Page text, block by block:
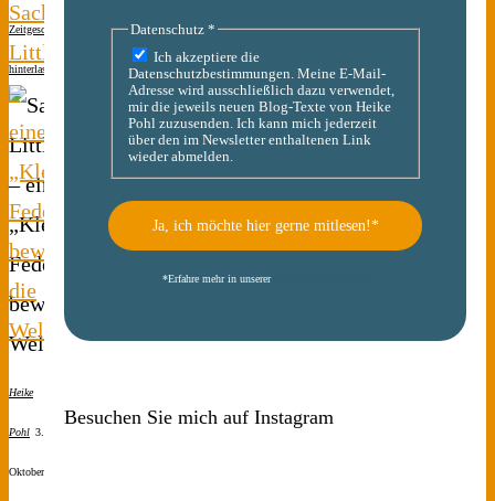
Zeitgeschichte Kommentar
hinterlassen
Sacheen
Littlefeather
–
eine
„Kleine
Feder“
bewegt
die
Welt
Heike
Pohl 3.
Oktober
Datenschutz *
Ich akzeptiere die
Datenschutzbestimmungen. Meine E-Mail-
Adresse wird ausschließlich dazu verwendet,
mir die jeweils neuen Blog-Texte von Heike
Pohl zuzusenden. Ich kann mich jederzeit
über den im Newsletter enthaltenen Link
wieder abmelden.
*Erfahre mehr in unserer
Besuchen Sie mich auf Instagram